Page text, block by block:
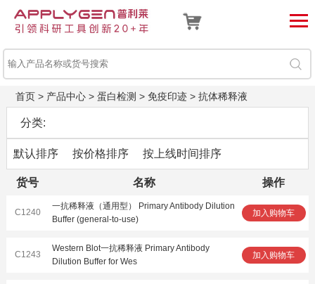
首页> 产品中心> 蛋白检测 > 免疫印迹> 抗体稀释液
分类:
默认排序 按价格排序 按上线时间排序
货号 名称 操作
C1240
一抗稀释液（通用型） Primary Antibody Dilution
Buffer (general-to-use)
加入购物车
C1243
Western Blot一抗稀释液 Primary Antibody
Dilution Buffer for Wes
加入购物车